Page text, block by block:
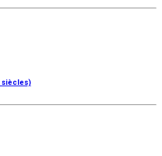
siècles)